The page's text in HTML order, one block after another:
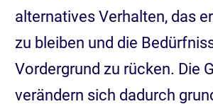
alternatives Verhalten, das
zu bleiben und die
Vordergrund zu rücken. Die
verändern sich dadurch